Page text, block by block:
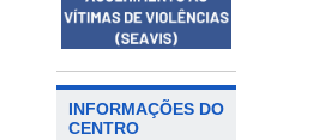
INFORMAÇÕES DO
CENTRO